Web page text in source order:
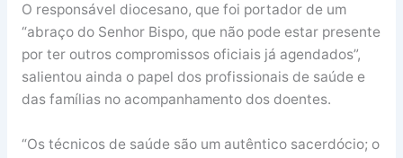
O responsável diocesano, que foi portador de um
“abraço do Senhor Bispo, que não pode estar presente
por ter outros compromissos oficiais já agendados”,
salientou ainda o papel dos profissionais de saúde e
das famílias no acompanhamento dos doentes.
“Os técnicos de saúde são um autêntico sacerdócio; o